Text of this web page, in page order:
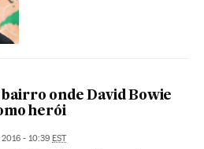
onde David Bowie
herói
2016 - 10:39 EST